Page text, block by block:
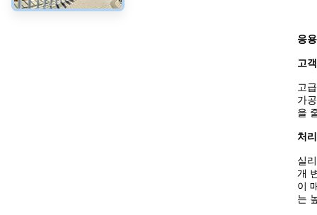
응
고
고
가
을
처
실
개
이
는